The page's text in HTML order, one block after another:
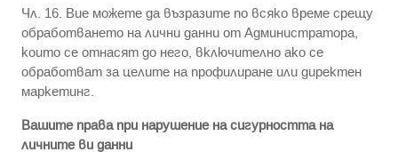
Чл. 16. Вие можете да възразите по всяко време срещу
обработването на лични данни от Администратора,
които се отнасят до него, включително ако се
обработват за целите на профилиране или директен
маркетинг.
Вашите права при нарушение на сигурността на
личните ви данни